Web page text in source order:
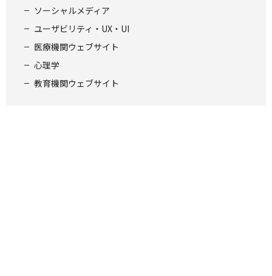
ソーシャルメディア
ユーザビリティ・UX・UI
医療機関ウェブサイト
心理学
教育機関ウェブサイト